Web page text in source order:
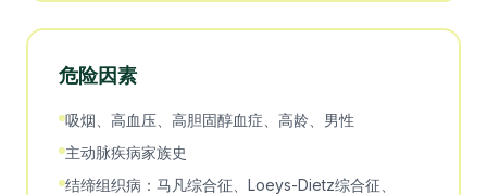
危险因素
吸烟、高血压、高胆固醇血症、高龄、男性
主动脉疾病家族史
结缔组织病：马凡综合征、Loeys-Dietz综合征、